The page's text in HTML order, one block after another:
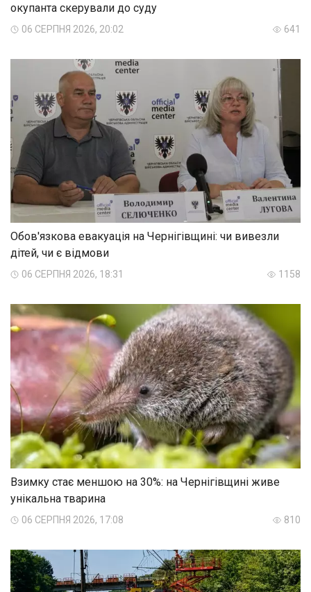
окупанта скерували до суду
06 СЕРПНЯ 2026, 20:02 641
Обов'язкова евакуація на Чернігівщині: чи вивезли
дітей, чи є відмови
06 СЕРПНЯ 2026, 18:31 1158
Взимку стає меншою на 30%: на Чернігівщині живе
унікальна тварина
06 СЕРПНЯ 2026, 17:08 810